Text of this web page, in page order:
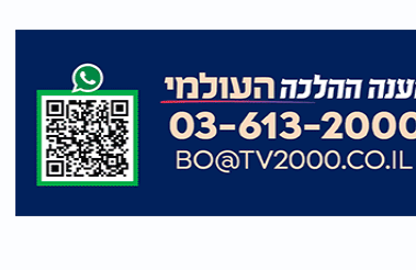
ישראל גברא מפתיע
טויב - "קם ונופל"